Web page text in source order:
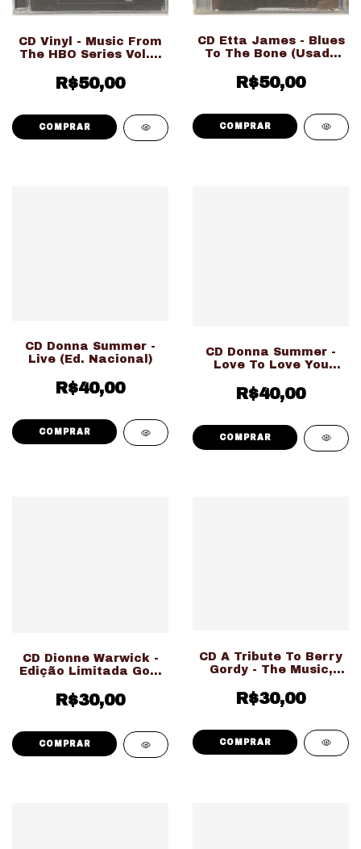
CD Vinyl - Music From
The HBO Series Vol. 1
R$50,00
CD Etta James - Blues
To The Bone (Usado
R$50,00
CD Donna Summer -
Live (Ed. Nacional)
R$40,00
CD Donna Summer -
Love To Love You
Digipack)
R$40,00
CD Dionne Warwick -
Edição Limitada Gold
R$30,00
CD A Tribute To Berry
Gordy - The Music,
Memories Of Motown
(Usado Ed. Nacional)
R$30,00